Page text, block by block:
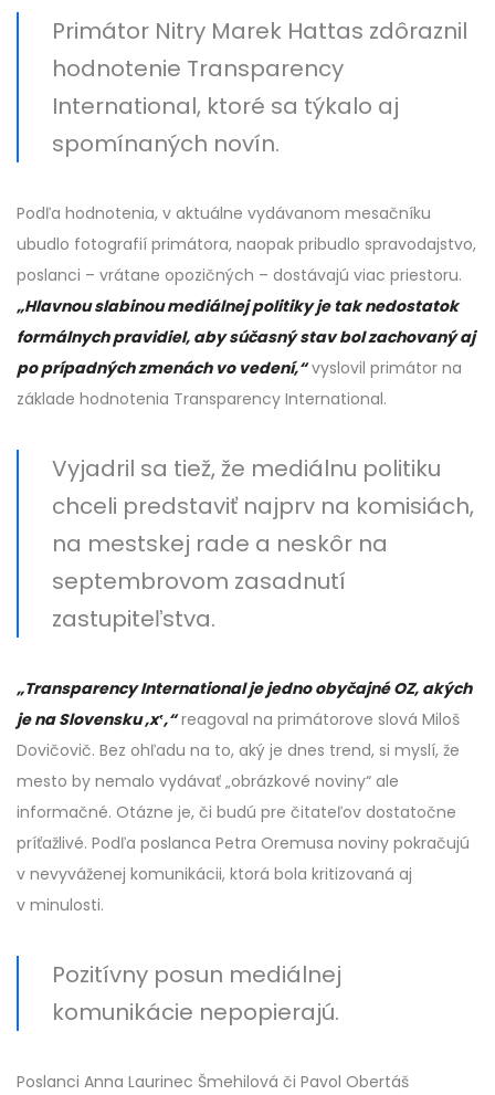
Primátor Nitry Marek Hattas zdôraznil
hodnotenie Transparency
International, ktoré sa týkalo aj
spomínaných novín.
Podľa hodnotenia, v aktuálne vydávanom mesačníku
ubudlo fotografií primátora, naopak pribudlo spravodajstvo,
poslanci – vrátane opozičných – dostávajú viac priestoru.
„Hlavnou slabinou mediálnej politiky je tak nedostatok
formálnych pravidiel, aby súčasný stav bol zachovaný aj
po prípadných zmenách vo vedení,“vyslovil primátor na
základe hodnotenia Transparency International.
Vyjadril sa tiež, že mediálnu politiku
chceli predstaviť najprv na komisiách,
na mestskej rade a neskôr na
septembrovom zasadnutí
zastupiteľstva.
„Transparency International je jedno obyčajné OZ, akých
je na Slovensku ,xʽ,“reagoval na primátorove slová Miloš
Dovičovič. Bez ohľadu na to, aký je dnes trend, si myslí, že
mesto by nemalo vydávať „obrázkové noviny“ ale
informačné. Otázne je, či budú pre čitateľov dostatočne
príťažlivé. Podľa poslanca Petra Oremusa noviny pokračujú
v nevyváženej komunikácii, ktorá bola kritizovaná aj
v minulosti.
Pozitívny posun mediálnej
komunikácie nepopierajú.
Poslanci Anna Laurinec Šmehilová či Pavol Obertáš